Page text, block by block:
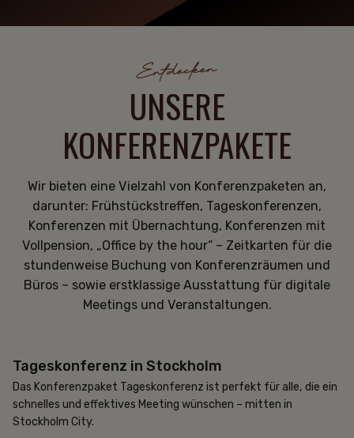
Entdecken
UNSERE
KONFERENZPAKETE
Wir bieten eine Vielzahl von Konferenzpaketen an,
darunter: Frühstückstreffen, Tageskonferenzen,
Konferenzen mit Übernachtung, Konferenzen mit
Vollpension, „Office by the hour“ – Zeitkarten für die
stundenweise Buchung von Konferenzräumen und
Büros – sowie erstklassige Ausstattung für digitale
Meetings und Veranstaltungen.
Beliebt
Tageskonferenz in Stockholm
Das Konferenzpaket Tageskonferenz ist perfekt für alle, die ein
schnelles und effektives Meeting wünschen – mitten in
Stockholm City.